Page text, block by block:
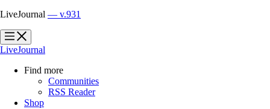
LiveJournal — v.931
?
?
LiveJournal
Find more
Communities
RSS Reader
Shop